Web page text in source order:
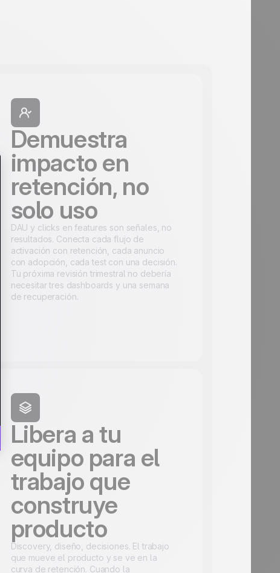
Demuestra
impacto en
retención, no
solo uso
DAU y clicks en features son señales, no
resultados. Conecta cada flujo de
activación con retención, cada anuncio
con adopción, cada test con una decisión.
Tu próxima revisión trimestral no debería
necesitar tres dashboards y una semana
de recuperación.
Libera a tu
equipo para el
trabajo que
construye
producto
Discovery, diseño, decisiones. El trabajo
que mueve el producto y se ve en la
curva de retención. Cuando la